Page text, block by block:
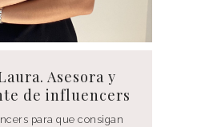
Asesora y
de influencers
para que consigan